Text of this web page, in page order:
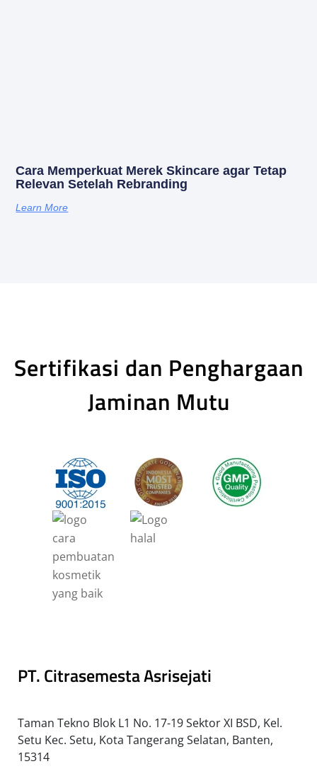
Cara Memperkuat Merek Skincare agar Tetap
Relevan Setelah Rebranding
Learn More
Sertifikasi dan Penghargaan
Jaminan Mutu
PT. Citrasemesta Asrisejati
Taman Tekno Blok L1 No. 17-19 Sektor XI BSD, Kel.
Setu Kec. Setu, Kota Tangerang Selatan, Banten,
15314